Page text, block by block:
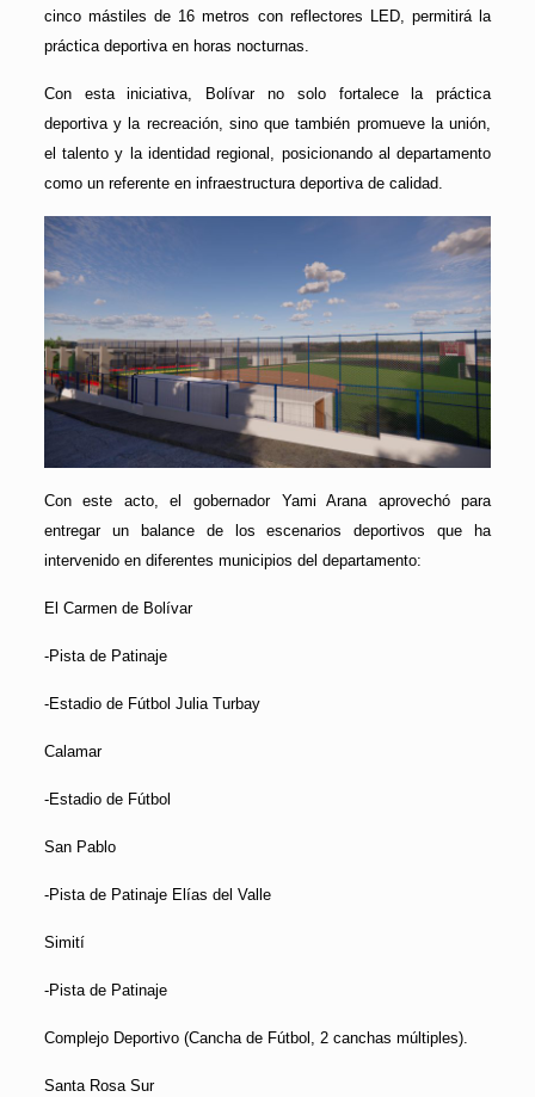
cinco mástiles de 16 metros con reflectores LED, permitirá la
práctica deportiva en horas nocturnas.
Con esta iniciativa, Bolívar no solo fortalece la práctica
deportiva y la recreación, sino que también promueve la unión,
el talento y la identidad regional, posicionando al departamento
como un referente en infraestructura deportiva de calidad.
Con este acto, el gobernador Yami Arana aprovechó para
entregar un balance de los escenarios deportivos que ha
intervenido en diferentes municipios del departamento:
El Carmen de Bolívar
-Pista de Patinaje
-Estadio de Fútbol Julia Turbay
Calamar
-Estadio de Fútbol
San Pablo
-Pista de Patinaje Elías del Valle
Simití
-Pista de Patinaje
Complejo Deportivo (Cancha de Fútbol, 2 canchas múltiples).
Santa Rosa Sur